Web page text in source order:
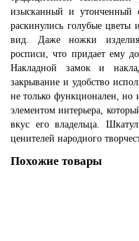
изысканный и утонченный
раскинулись голубые цветы
вид. Даже ножки
росписи, что придает ему
Накладной замок и
закрывание и удобство
не только функционален, но
элементом интерьера,
вкус его владельца.
ценителей народного
Похожие товары